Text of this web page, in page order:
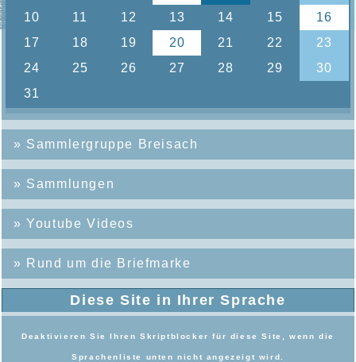
» Sammlergruppe Breisach
» Sammlungen
»Youtube Videos
» Rund um die Briefmarke
Diese Site in Ihrer Sprache
Deaktivieren Sie Ihren Skriptblocker für diese Site, wenn die
Sprachenliste unten nicht angezeigt wird.